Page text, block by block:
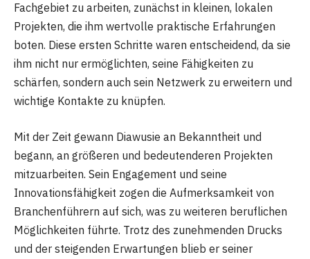
Fachgebiet zu arbeiten, zunächst in kleinen, lokalen
Projekten, die ihm wertvolle praktische Erfahrungen
boten. Diese ersten Schritte waren entscheidend, da sie
ihm nicht nur ermöglichten, seine Fähigkeiten zu
schärfen, sondern auch sein Netzwerk zu erweitern und
wichtige Kontakte zu knüpfen.
Mit der Zeit gewann Diawusie an Bekanntheit und
begann, an größeren und bedeutenderen Projekten
mitzuarbeiten. Sein Engagement und seine
Innovationsfähigkeit zogen die Aufmerksamkeit von
Branchenführern auf sich, was zu weiteren beruflichen
Möglichkeiten führte. Trotz des zunehmenden Drucks
und der steigenden Erwartungen blieb er seiner